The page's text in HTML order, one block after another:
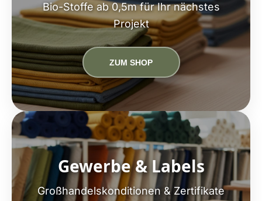
Bio-Stoffe ab 0,5m für Ihr nächstes
Projekt
ZUM SHOP
Gewerbe & Labels
Großhandelskonditionen & Zertifikate